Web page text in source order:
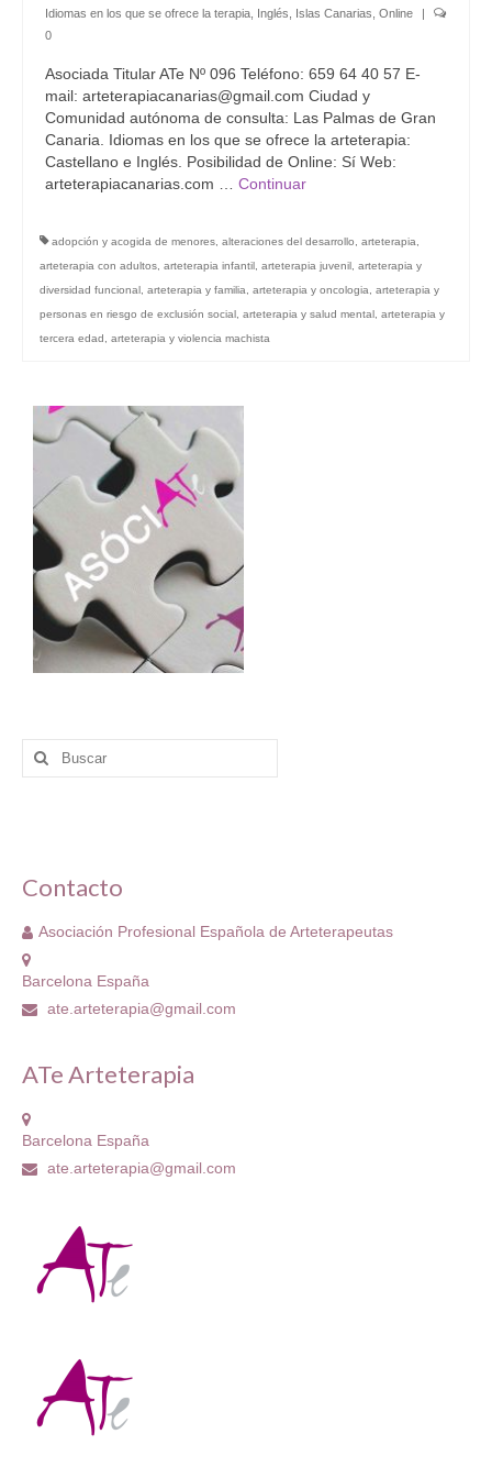
Grupo Revista
Grupo Arte
Grupo Difusión
Grupo Certificación
Grupo Territorial Canarias
Grupo Territorial Baleares
Grupo Territorial Valencia
Contacto
Idiomas en los que se ofrece la terapia Inglés Islas Canarias Online
|
0
Asociada Titular ATe Nº 096 Teléfono: 659 64 40 57 E-
mail: arteterapiacanarias@gmail.com Ciudad y
Comunidad autónoma de consulta: Las Palmas de Gran
Canaria. Idiomas en los que se ofrece la arteterapia:
Castellano e Inglés. Posibilidad de Online: Sí Web:
arteterapiacanarias.com … Continuar
adopción y acogida de menores alteraciones del desarrollo arteterapia
arteterapia con adultos arteterapia infantil arteterapia juvenil arteterapia y
diversidad funcional arteterapia y familia arteterapia y oncologia
arteterapia y
personas en riesgo de exclusión social arteterapia y salud mental arteterapia y
tercera edad
arteterapia y violencia machista
Buscar
por:
Contacto
Asociación Profesional Española de Arteterapeutas
Barcelona España
ate.arteterapia@gmail.com
ATe Arteterapia
Barcelona España
ate.arteterapia@gmail.com